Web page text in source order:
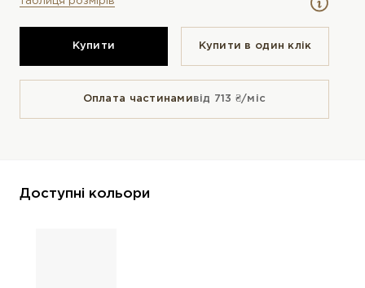
Купити Купити в один клiк
Оплата частинамивід 713 ₴/міс
Доступні кольори